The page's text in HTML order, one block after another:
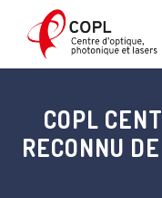
contenu
COPL
RECONNU